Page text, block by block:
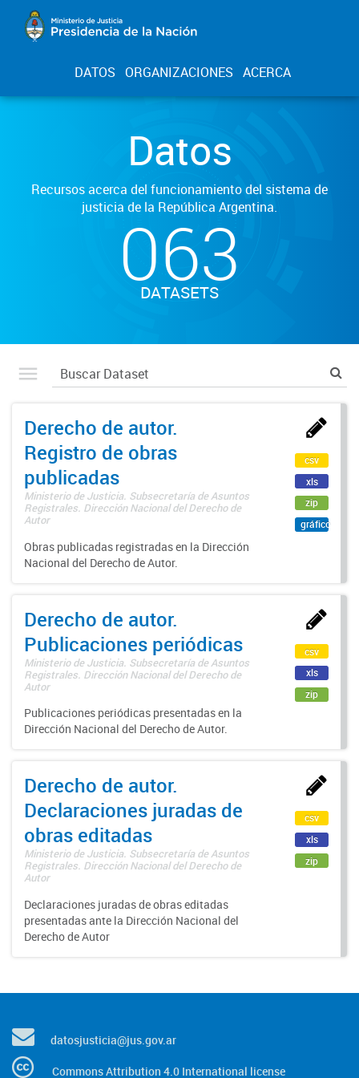
DATOS ORGANIZACIONES ACERCA
Datos
Recursos acerca del funcionamiento del sistema de
justicia de la República Argentina.
063
DATASETS
Derecho de autor.
Registro de obras
publicadas
Ministerio de Justicia. Subsecretaría de Asuntos
Registrales. Dirección Nacional del Derecho de
Autor
Obras publicadas registradas en la Dirección
Nacional del Derecho de Autor.
csv
xls
zip
gráfico
Derecho de autor.
Publicaciones periódicas
Ministerio de Justicia. Subsecretaría de Asuntos
Registrales. Dirección Nacional del Derecho de
Autor
Publicaciones periódicas presentadas en la
Dirección Nacional del Derecho de Autor.
csv
xls
zip
Derecho de autor.
Declaraciones juradas de
obras editadas
Ministerio de Justicia. Subsecretaría de Asuntos
Registrales. Dirección Nacional del Derecho de
Autor
Declaraciones juradas de obras editadas
presentadas ante la Dirección Nacional del
Derecho de Autor
csv
xls
zip
datosjusticia@jus.gov.ar
Commons Attribution 4.0 International license